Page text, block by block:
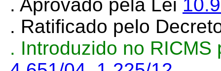
. Aprovado pela Lei
. Ratificado pelo
. Introduzido no